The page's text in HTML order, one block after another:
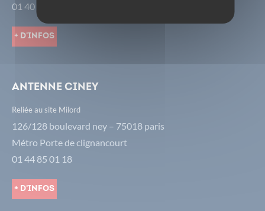
01 40 52 77 30
+ d'infos
Antenne CiNey
Reliée au site Milord
126/128 boulevard ney – 75018 paris
Métro Porte de clignancourt
01 44 85 01 18
+ d'infos